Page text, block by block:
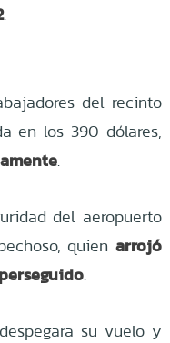
.
del recinto
en los 390 dólares,
.
del aeropuerto
quien arrojó
.
su vuelo y